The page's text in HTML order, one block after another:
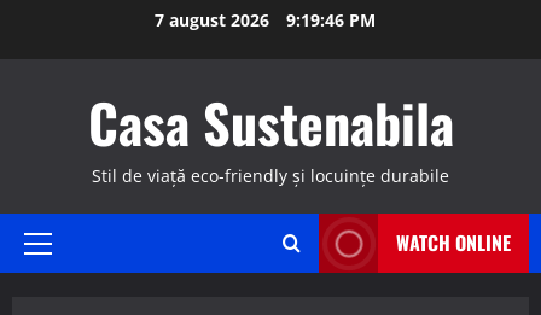
7 august 2026 9:19:47 PM
Casa Sustenabila
Stil de viață eco-friendly și locuințe durabile
Primary
WATCH ONLINE